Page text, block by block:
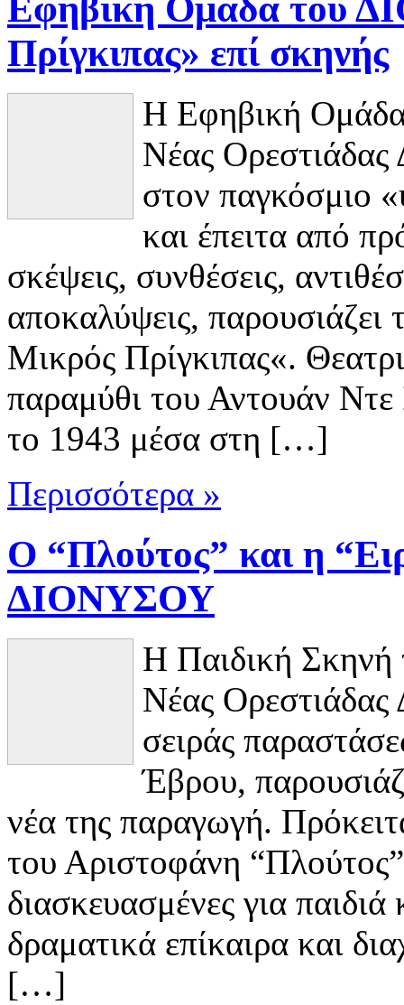
Εφηβική Ομάδα του
Πρίγκιπας» επί σκηνής
Η Εφηβική Ομάδα
Νέας
στον παγκόσμιο
και έπειτα από
σκέψεις, συνθέσεις,
αποκαλύψεις,
Μικρός Πρίγκιπας«.
παραμύθι του Αντουάν
το 1943 μέσα στη […]
Περισσότερα »
Ο “Πλούτος” και η
ΔΙΟΝΥΣΟΥ
Η Παιδική Σκηνή
Νέας
σειράς
Έβρου,
νέα της παραγωγή.
του Αριστοφάνη
διασκευασμένες για
δραματικά επίκαιρα και
[…]